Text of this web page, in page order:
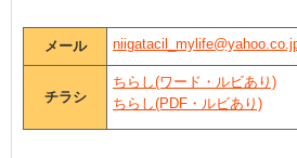
メール
チラシ
ちらし(ワード・ルビあり)
ちらし(PDF・ルビあり)